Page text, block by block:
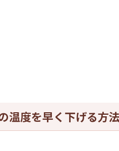
温度を早く下げる方